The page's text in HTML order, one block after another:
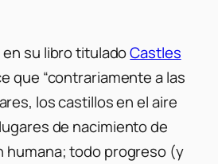
en su libro tituladoCastles
que “contrariamente a las
los castillos en el aire
de nacimiento de
humana; todo progreso (y